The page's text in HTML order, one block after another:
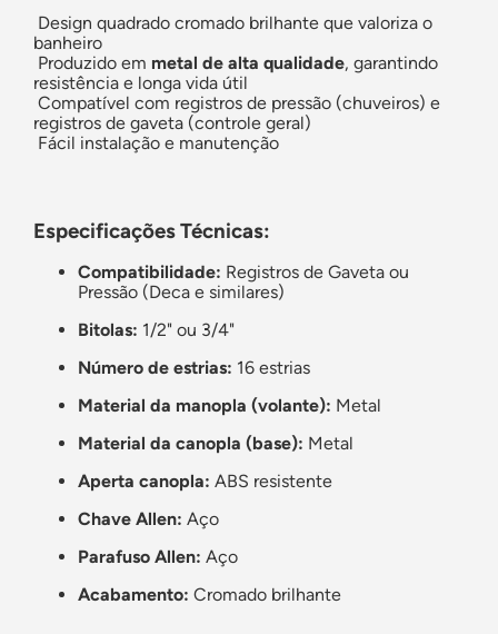
Design quadrado cromado brilhante que valoriza o
banheiro
Produzido em metal de alta qualidade, garantindo
resistência e longa vida útil
Compatível com registros de pressão (chuveiros) e
registros de gaveta (controle geral)
Fácil instalação e manutenção
Especificações Técnicas:
Compatibilidade: Registros de Gaveta ou
Pressão (Deca e similares)
Bitolas: 1/2" ou 3/4"
Número de estrias: 16 estrias
Material da manopla (volante): Metal
Material da canopla (base): Metal
Aperta canopla: ABS resistente
Chave Allen: Aço
Parafuso Allen: Aço
Acabamento: Cromado brilhante